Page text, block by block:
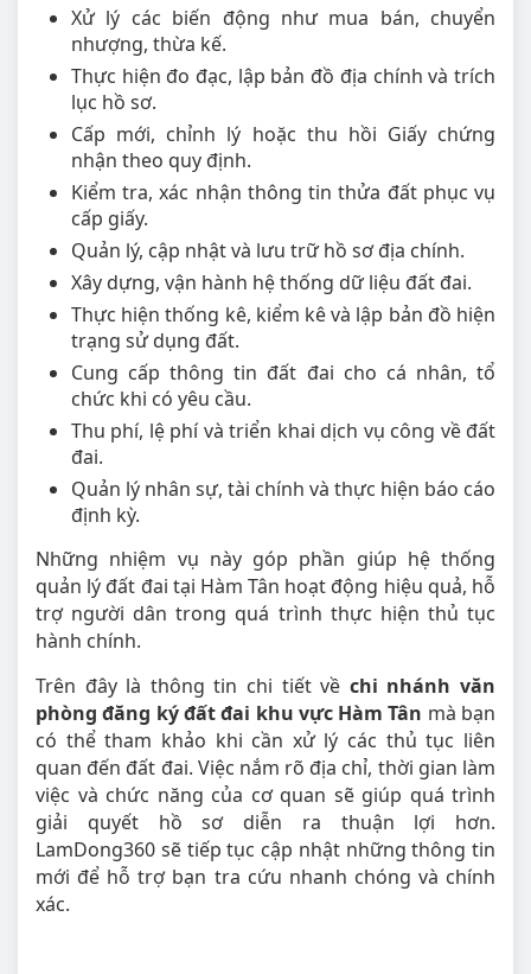
Xử lý các biến động như mua bán, chuyển
nhượng, thừa kế.
Thực hiện đo đạc, lập bản đồ địa chính và trích
lục hồ sơ.
Cấp mới, chỉnh lý hoặc thu hồi Giấy chứng
nhận theo quy định.
Kiểm tra, xác nhận thông tin thửa đất phục vụ
cấp giấy.
Quản lý, cập nhật và lưu trữ hồ sơ địa chính.
Xây dựng, vận hành hệ thống dữ liệu đất đai.
Thực hiện thống kê, kiểm kê và lập bản đồ hiện
trạng sử dụng đất.
Cung cấp thông tin đất đai cho cá nhân, tổ
chức khi có yêu cầu.
Thu phí, lệ phí và triển khai dịch vụ công về đất
đai.
Quản lý nhân sự, tài chính và thực hiện báo cáo
định kỳ.
Những nhiệm vụ này góp phần giúp hệ thống
quản lý đất đai tại Hàm Tân hoạt động hiệu quả, hỗ
trợ người dân trong quá trình thực hiện thủ tục
hành chính.
Trên đây là thông tin chi tiết về chi nhánh văn
phòng đăng ký đất đai khu vực Hàm Tân mà bạn
có thể tham khảo khi cần xử lý các thủ tục liên
quan đến đất đai. Việc nắm rõ địa chỉ, thời gian làm
việc và chức năng của cơ quan sẽ giúp quá trình
giải quyết hồ sơ diễn ra thuận lợi hơn.
LamDong360 sẽ tiếp tục cập nhật những thông tin
mới để hỗ trợ bạn tra cứu nhanh chóng và chính
xác.